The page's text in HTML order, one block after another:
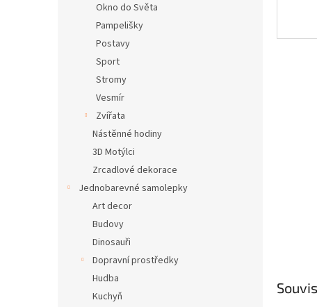
Okno do Světa
Pampelišky
Postavy
Sport
Stromy
Vesmír
Zvířata
Nástěnné hodiny
3D Motýlci
Zrcadlové dekorace
Jednobarevné samolepky
Art decor
Budovy
Dinosauři
Dopravní prostředky
Hudba
Kuchyň